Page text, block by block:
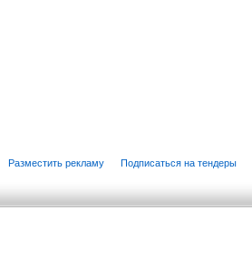
Разместить рекламу Подписаться на тендеры